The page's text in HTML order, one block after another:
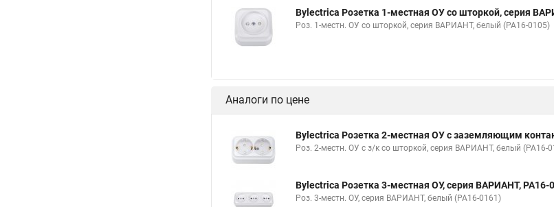
Bylectrica Розетка 1-местная ОУ со шторкой, серия
Роз. 1-местн. ОУ со шторкой, серия ВАРИАНТ, белый (РА16-0105)
Аналоги по цене
Bylectrica Розетка 2-местная ОУ с заземляющим
Роз. 2-местн. ОУ с з/к со шторкой, серия ВАРИАНТ, белый (РА16-
Bylectrica Розетка 3-местная ОУ, серия ВАРИАНТ, РА16-
Роз. 3-местн. ОУ, серия ВАРИАНТ, белый (РА16-0161)